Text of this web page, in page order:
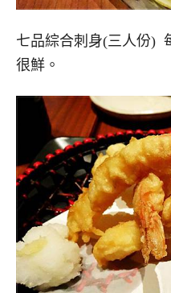
七品綜合刺身(三人份)
很鮮。